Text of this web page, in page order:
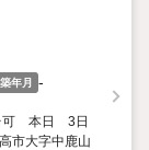
築年月 -
可 本日 3日
市大字中鹿山